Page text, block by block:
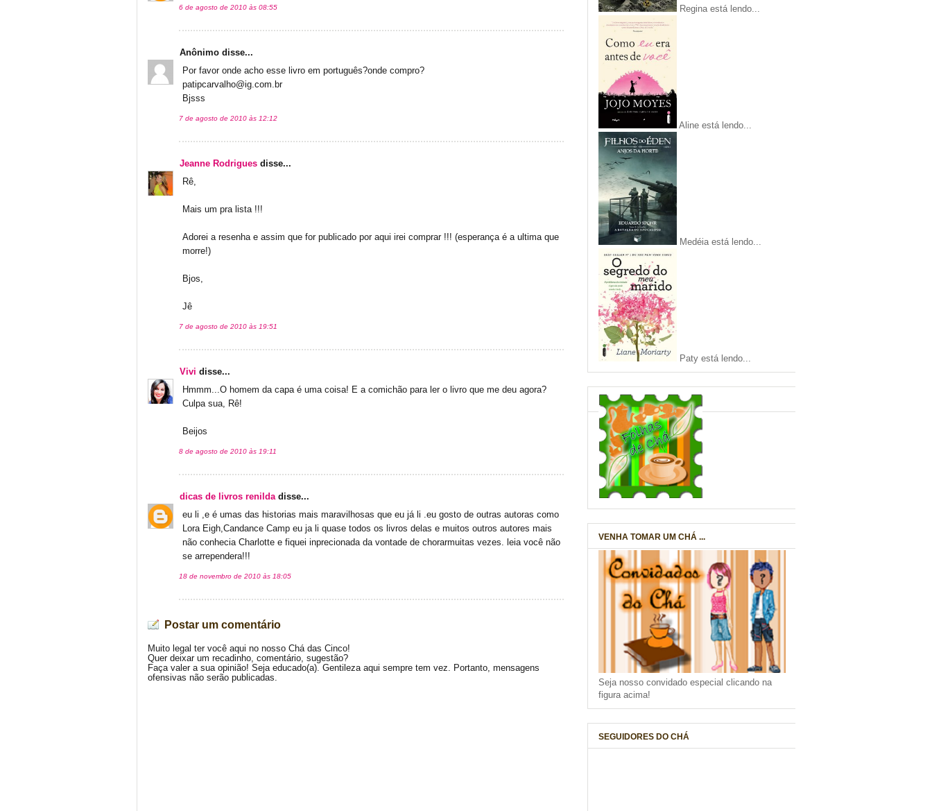
6 de agosto de 2010 às 08:55
Anônimo disse...
Por favor onde acho esse livro em português?onde compro?
patipcarvalho@ig.com.br
Bjsss
7 de agosto de 2010 às 12:12
Jeanne Rodrigues disse...
Rê,
Mais um pra lista !!!
Adorei a resenha e assim que for publicado por aqui irei comprar !!! (esperança é a ultima que
morre!)
Bjos,
Jê
7 de agosto de 2010 às 19:51
Vivi disse...
Hmmm...O homem da capa é uma coisa! E a comichão para ler o livro que me deu agora?
Culpa sua, Rê!
Beijos
8 de agosto de 2010 às 19:11
dicas de livros renildadisse...
eu li ,e é umas das historias mais maravilhosas que eu já li .eu gosto de outras autoras como
Lora Eigh,Candance Camp eu ja li quase todos os livros delas e muitos outros autores mais
não conhecia Charlotte e fiquei inprecionada da vontade de chorarmuitas vezes. leia você não
se arrependera!!!
18 de novembro de 2010 às 18:05
Postar um comentário
Muito legal ter você aqui no nosso Chá das Cinco!
Quer deixar um recadinho, comentário, sugestão?
Faça valer a sua opinião! Seja educado(a). Gentileza aqui sempre tem vez. Portanto, mensagens
ofensivas não serão publicadas.
Regina está lendo...
Aline está lendo...
Medéia está lendo...
Paty está lendo...
VENHA TOMAR UM CHÁ ...
Seja nosso convidado especial clicando na
figura acima!
SEGUIDORES DO CHÁ